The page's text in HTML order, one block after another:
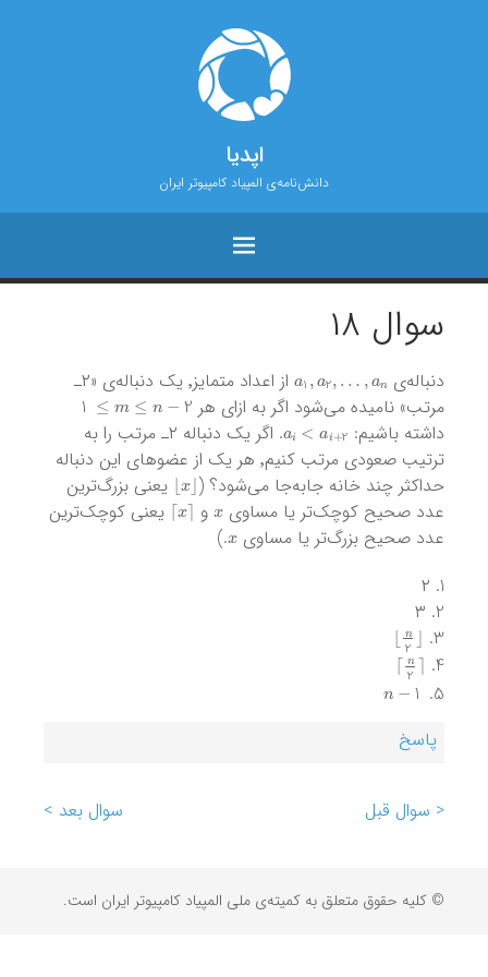
اپدیا
دانش‌نامه‌ی المپیاد کامپیوتر ایران
سوال ۱۸
دنباله‌ی
از اعداد متمایز٬ یک دنباله‌ی «۲ـ
مرتب» نامیده می‌شود اگر به ازای هر
1
≤
m ≤n−2
داشته باشیم:
a i<ai+2
. اگر یک دنباله ۲ـ مرتب را به
ترتیب صعودی مرتب کنیم٬ هر یک از عضو‌های این دنباله
حداکثر چند خانه جابه‌جا می‌شود؟ (⌊
x
⌋یعنی بزرگ‌ترین
عدد صحیح کوچک‌تر یا مساوی xو ⌈
x
⌉ یعنی کوچک‌ترین
عدد صحیح بزر‌گ‌تر یا مساوی x
.)
۲
۳
⌊
n2
⌋
⌈
n2
⌉
− 1
پاسخ
< سوال قبل سوال بعد >
© کلیه حقوق متعلق به کمیته‌ی ملی المپیاد کامپیوتر ایران است.